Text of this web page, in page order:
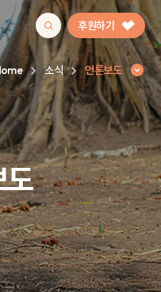
후원하기
인#팬덤후원
소식 언론보도
도